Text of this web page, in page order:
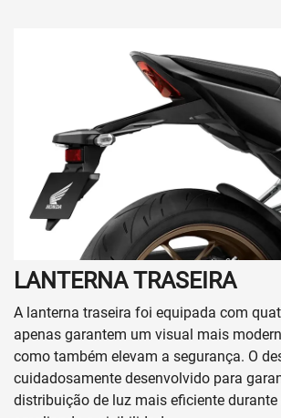
LANTERNA TRASEIRA
A lanterna traseira foi equipada com
apenas garantem um visual mais
como também elevam a segurança. O
cuidadosamente desenvolvido para
distribuição de luz mais eficiente durante